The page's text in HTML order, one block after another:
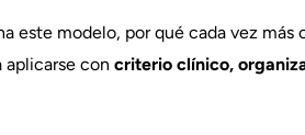
modelo, por qué cada vez más
aplicarse con criterio clínico,